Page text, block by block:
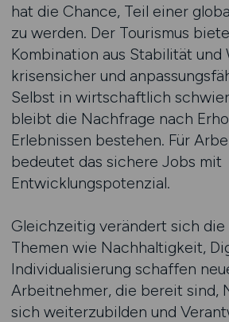
hat die Chance, Teil einer
zu werden. Der Tourismus
Kombination aus Stabilität und
krisensicher und
Selbst in wirtschaftlich
bleibt die Nachfrage nach
Erlebnissen bestehen. Für
bedeutet das sichere Jobs mit
Entwicklungspotenzial.
Gleichzeitig verändert sich die
Themen wie Nachhaltigkeit,
Individualisierung schaffen
Arbeitnehmer, die bereit sind,
sich weiterzubilden und